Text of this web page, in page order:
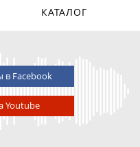
КАТАЛОГ
в Facebook
Youtube